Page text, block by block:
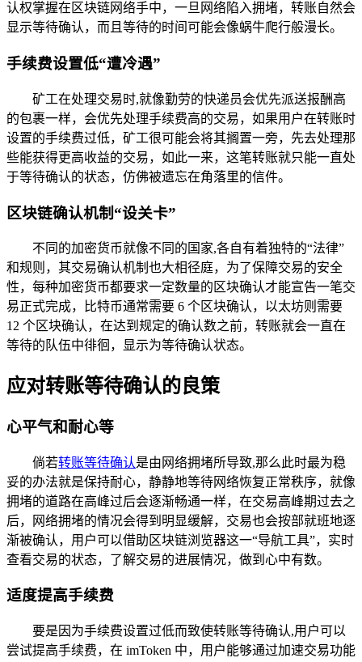
认权掌握在区块链网络手中，一旦网络陷入拥堵，转账自然会
显示等待确认，而且等待的时间可能会像蜗牛爬行般漫长。
手续费设置低“遭冷遇”
矿工在处理交易时,就像勤劳的快递员会优先派送报酬高
的包裹一样，会优先处理手续费高的交易，如果用户在转账时
设置的手续费过低，矿工很可能会将其搁置一旁，先去处理那
些能获得更高收益的交易，如此一来，这笔转账就只能一直处
于等待确认的状态，仿佛被遗忘在角落里的信件。
区块链确认机制“设关卡”
不同的加密货币就像不同的国家,各自有着独特的“法律”
和规则，其交易确认机制也大相径庭，为了保障交易的安全
性，每种加密货币都要求一定数量的区块确认才能宣告一笔交
易正式完成，比特币通常需要 6 个区块确认，以太坊则需要
12 个区块确认，在达到规定的确认数之前，转账就会一直在
等待的队伍中徘徊，显示为等待确认状态。
应对转账等待确认的良策
心平气和耐心等
倘若转账等待确认是由网络拥堵所导致,那么此时最为稳
妥的办法就是保持耐心，静静地等待网络恢复正常秩序，就像
拥堵的道路在高峰过后会逐渐畅通一样，在交易高峰期过去之
后，网络拥堵的情况会得到明显缓解，交易也会按部就班地逐
渐被确认，用户可以借助区块链浏览器这一“导航工具”，实时
查看交易的状态，了解交易的进展情况，做到心中有数。
适度提高手续费
要是因为手续费设置过低而致使转账等待确认,用户可以
尝试提高手续费，在 imToken 中，用户能够通过加速交易功能